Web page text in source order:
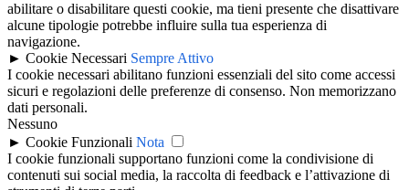
abilitare o disabilitare questi cookie, ma tieni presente che disattivare
alcune tipologie potrebbe influire sulla tua esperienza di
navigazione.
► Cookie Necessari Sempre Attivo
I cookie necessari abilitano funzioni essenziali del sito come accessi
sicuri e regolazioni delle preferenze di consenso. Non memorizzano
dati personali.
Nessuno
► Cookie Funzionali Nota
I cookie funzionali supportano funzioni come la condivisione di
contenuti sui social media, la raccolta di feedback e l’attivazione di